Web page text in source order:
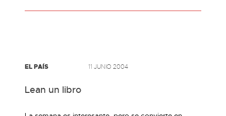
EL PAÍS 11 JUNIO 2004
Lean un libro